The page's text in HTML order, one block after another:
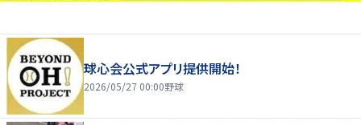
球心会公式アプリ提供開始！
2026/05/27 00:00野球